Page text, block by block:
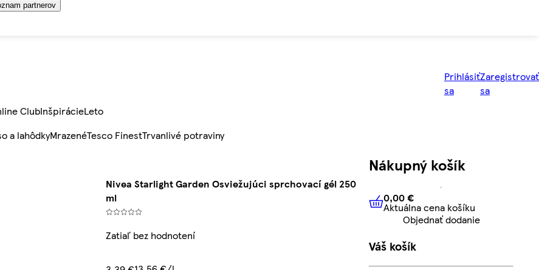
partnerov
Prihlásiť
sa
Zaregistrovať
sa
ClubInšpirácieLeto
a lahôdkyMrazenéTesco FinestTrvanlivé potraviny
Nivea Starlight Garden Osviežujúci sprchovací gél 250
ml
Zatiaľ bez hodnotení
Nákupný košík
0,00 € Aktuálna cena košíku
0,00 €
Aktuálna cena košíku
Objednať dodanie
Váš košík